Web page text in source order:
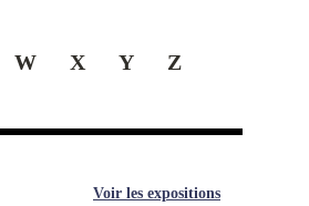
W X Y Z
Voir les expositions